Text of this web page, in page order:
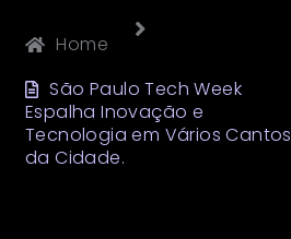
Home
São Paulo Tech Week
Espalha Inovação e
Tecnologia em Vários Cantos
da Cidade.